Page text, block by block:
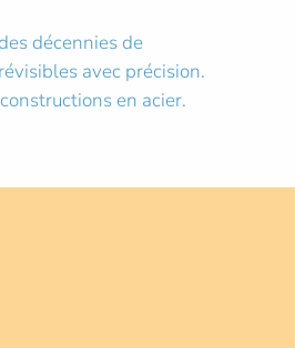
décennies de
avec précision.
en acier.